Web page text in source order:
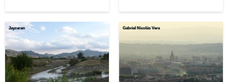
Jayzaran Gabriel Nicolás Vera